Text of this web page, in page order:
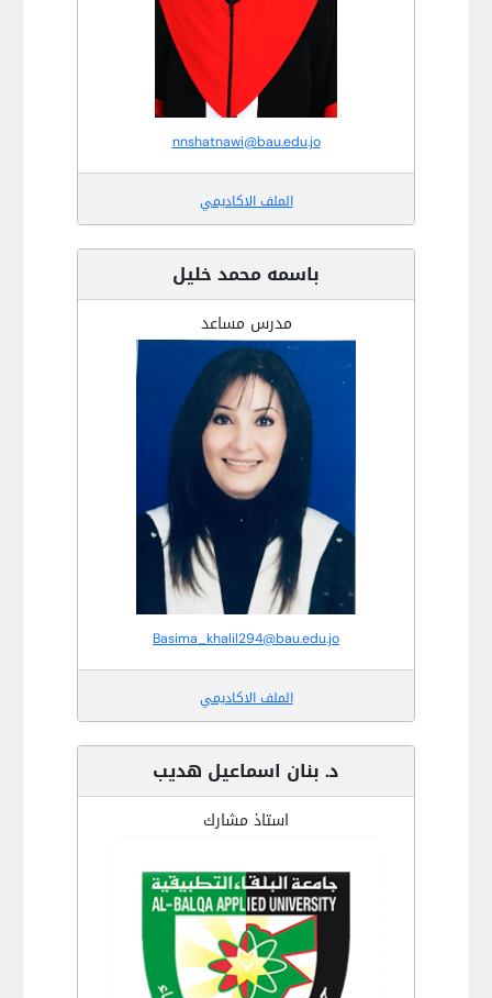
nnshatnawi@bau.edu.jo
الملف الاكاديمي
باسمه محمد خليل
مدرس مساعد
Basima_khalil294@bau.edu.jo
الملف الاكاديمي
د. بنان اسماعيل هديب
استاذ مشارك